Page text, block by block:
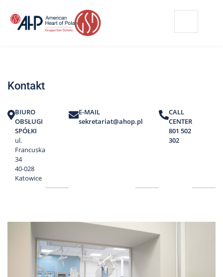
treści
Strefa
Edukacja
Pacjenta
O
nas
Marki
Nas
Kariera
Galeria
Kontakt
BIURO
OBSŁUGI
SPÓŁKI
ul.
Francuska
34
40-028
Katowice
E-MAIL
sekretariat@ahop.pl
CALL
CENTER
801 502
302